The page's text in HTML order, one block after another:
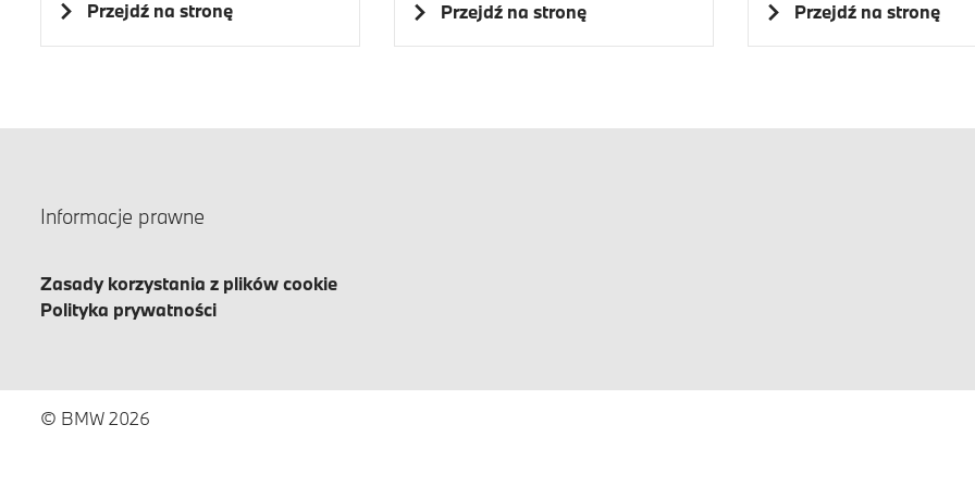
Przejdź na stronę Przejdź na stronę Przejdź na stronę
Informacje prawne
Zasady korzystania z plików cookie
Polityka prywatności
© BMW 2026